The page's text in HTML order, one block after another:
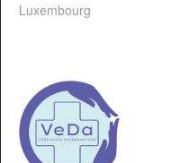
Luxembourg